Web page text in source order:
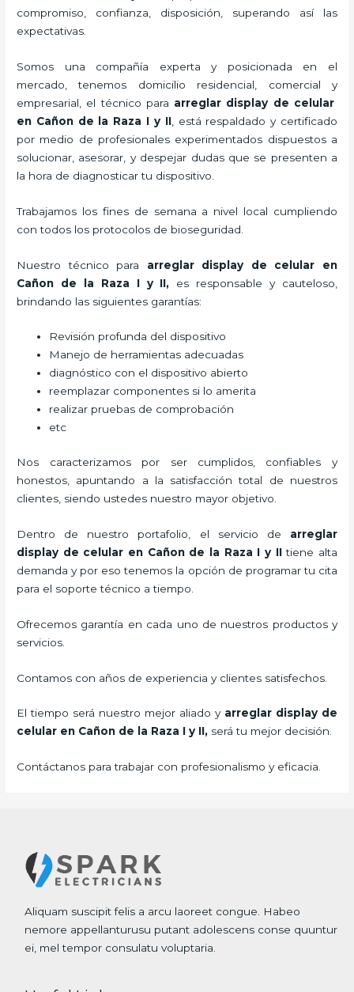
compromiso, confianza, disposición, superando así las
expectativas.
Somos una compañía experta y posicionada en el
mercado, tenemos domicilio residencial, comercial y
empresarial, el técnico para arreglar display de celular
en Cañon de la Raza I y II, está respaldado y certificado
por medio de profesionales experimentados dispuestos a
solucionar, asesorar, y despejar dudas que se presenten a
la hora de diagnosticar tu dispositivo.
Trabajamos los fines de semana a nivel local cumpliendo
con todos los protocolos de bioseguridad.
Nuestro técnico para arreglar display de celular en
Cañon de la Raza I y II, es responsable y cauteloso,
brindando las siguientes garantías:
Revisión profunda del dispositivo
Manejo de herramientas adecuadas
diagnóstico con el dispositivo abierto
reemplazar componentes si lo amerita
realizar pruebas de comprobación
etc
Nos caracterizamos por ser cumplidos, confiables y
honestos, apuntando a la satisfacción total de nuestros
clientes, siendo ustedes nuestro mayor objetivo.
Dentro de nuestro portafolio, el servicio de arreglar
display de celular en Cañon de la Raza I y IItiene alta
demanda y por eso tenemos la opción de programar tu cita
para el soporte técnico a tiempo.
Ofrecemos garantía en cada uno de nuestros productos y
servicios.
Contamos con años de experiencia y clientes satisfechos.
El tiempo será nuestro mejor aliado y arreglar display de
celular en Cañon de la Raza I y II, será tu mejor decisión.
Contáctanos para trabajar con profesionalismo y eficacia.
Aliquam suscipit felis a arcu laoreet congue. Habeo
nemore appellanturusu putant adolescens conse quuntur
ei, mel tempor consulatu voluptaria.